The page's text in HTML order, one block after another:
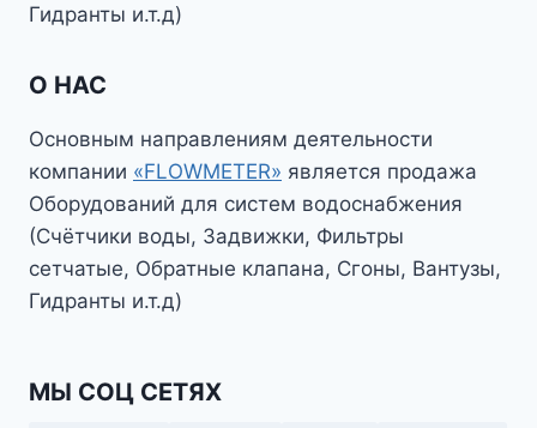
Гидранты и.т.д)
О НАС
Основным направлениям деятельности
компании «FLOWMETER» является продажа
Оборудований для систем водоснабжения
(Счётчики воды, Задвижки, Фильтры
сетчатые, Обратные клапана, Сгоны, Вантузы,
Гидранты и.т.д)
МЫ СОЦ СЕТЯХ